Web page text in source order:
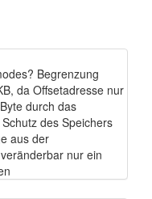
Begrenzung
da Offsetadresse nur
durch das
des Speichers
aus der
nur ein